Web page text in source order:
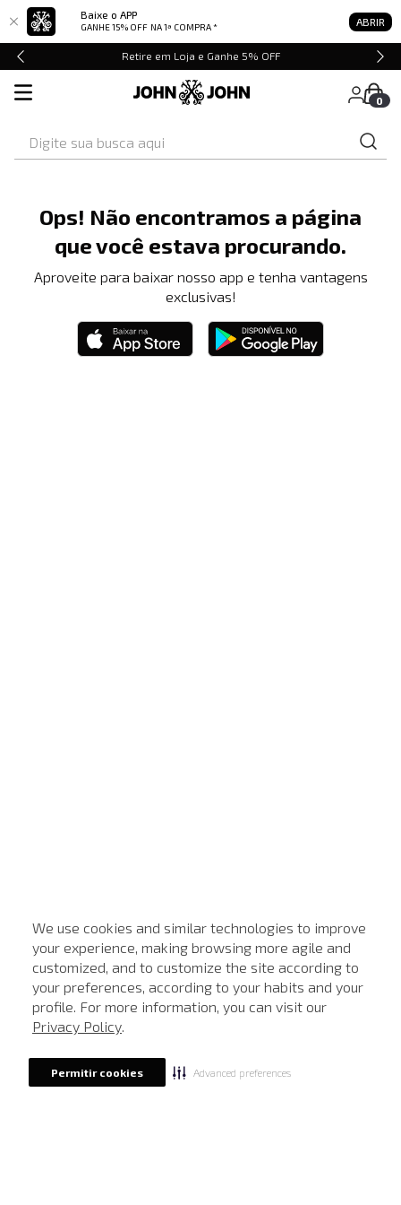
Baixe o APP
GANHE 15% OFF NA 1ª COMPRA * ABRIR
We use cookies and similar technologies to improve
your experience, making browsing more agile and
customized, and to customize the site according to
your preferences, according to your habits and your
profile. For more information, you can visit our
Privacy Policy.
Permitir cookies Advanced preferences
Retire em Loja e Ganhe 5% OFF
0
Ops! Não encontramos a página
que você estava procurando.
Aproveite para baixar nosso app e tenha vantagens
exclusivas!